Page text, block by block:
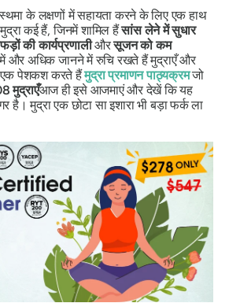
के लक्षणों में सहायता करने के लिए एक हाथ
मुद्राकई हैं, जिनमें शामिल हैंसांस लेने में सुधार
की कार्यप्रणालीऔरसूजन को कम
और अधिक जानने में रुचि रखते हैंमुद्राएँऔर
एक पेशकश करते हैंमुद्राप्रमाणन पाठ्यक्रमजो
मुद्राएँआज ही इसे आजमाएं और देखें कि यह
है।मुद्राएक छोटा सा इशारा भी बड़ा फर्क ला